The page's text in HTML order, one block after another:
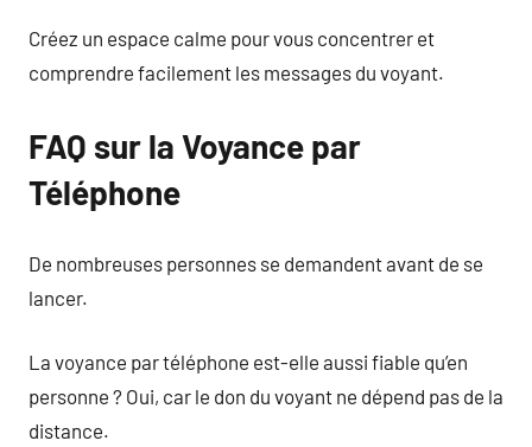
Créez un espace calme pour vous concentrer et
comprendre facilement les messages du voyant.
FAQ sur la Voyance par
Téléphone
De nombreuses personnes se demandent avant de se
lancer.
La voyance par téléphone est-elle aussi fiable qu’en
personne ? Oui, car le don du voyant ne dépend pas de la
distance.